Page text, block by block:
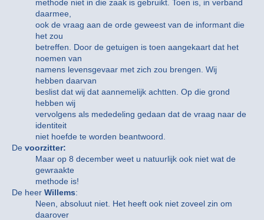
methode niet in die zaak is gebruikt. Toen is, in verband
daarmee,
ook de vraag aan de orde geweest van de informant die
het zou
betreffen. Door de getuigen is toen aangekaart dat het
noemen van
namens levensgevaar met zich zou brengen. Wij
hebben daarvan
beslist dat wij dat aannemelijk achtten. Op die grond
hebben wij
vervolgens als mededeling gedaan dat de vraag naar de
identiteit
niet hoefde te worden beantwoord.
De voorzitter:
Maar op 8 december weet u natuurlijk ook niet wat de
gewraakte
methode is!
De heer Willems:
Neen, absoluut niet. Het heeft ook niet zoveel zin om
daarover